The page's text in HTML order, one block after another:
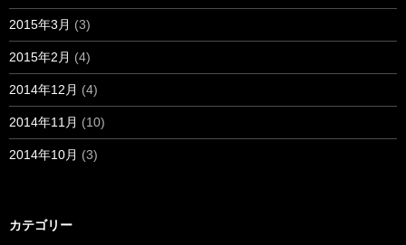
2015年3月 (3)
2015年2月 (4)
2014年12月 (4)
2014年11月 (10)
2014年10月 (3)
カテゴリー